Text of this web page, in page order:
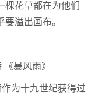
花草都在为他们
溢出画布。
暴风雨》
为十九世纪获得过